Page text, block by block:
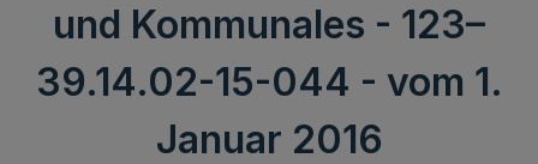
und Kommunales - 123–
39.14.02-15-044 - vom 1.
Januar 2016